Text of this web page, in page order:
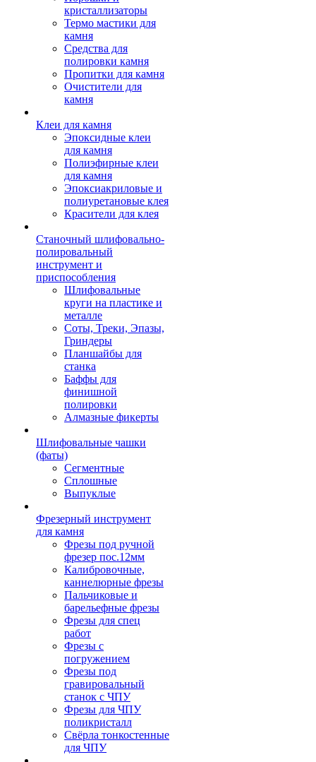
кристаллизаторы
Термо мастики для
камня
Средства для
полировки камня
Пропитки для камня
Очистители для
камня
Клеи для камня
Эпоксидные клеи
для камня
Полиэфирные клеи
для камня
Эпоксиакриловые и
полиуретановые клея
Красители для клея
Станочный шлифовально-
полировальный
инструмент и
приспособления
Шлифовальные
круги на пластике и
металле
Соты, Треки, Эпазы,
Гриндеры
Планшайбы для
станка
Баффы для
финишной
полировки
Алмазные фикерты
Шлифовальные чашки
(фаты)
Сегментные
Сплошные
Выпуклые
Фрезерный инструмент
для камня
Фрезы под ручной
фрезер пос.12мм
Калибровочные,
каннелюрные фрезы
Пальчиковые и
барельефные фрезы
Фрезы для спец
работ
Фрезы с
погружением
Фрезы под
гравировальный
станок с ЧПУ
Фрезы для ЧПУ
поликристалл
Свёрла тонкостенные
для ЧПУ